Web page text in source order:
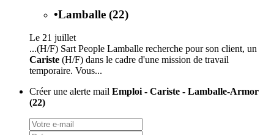
•Lamballe (22)
Le 21 juillet
...(H/F) Sart People Lamballe recherche pour son client, un
Cariste (H/F) dans le cadre d'une mission de travail
temporaire. Vous...
Créer une alerte mail Emploi - Cariste - Lamballe-Armor
(22)